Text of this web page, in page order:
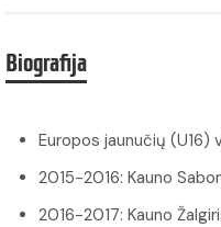
Biografija
Europos jaunučių
2015-2016: Kauno
2016-2017: Kauno